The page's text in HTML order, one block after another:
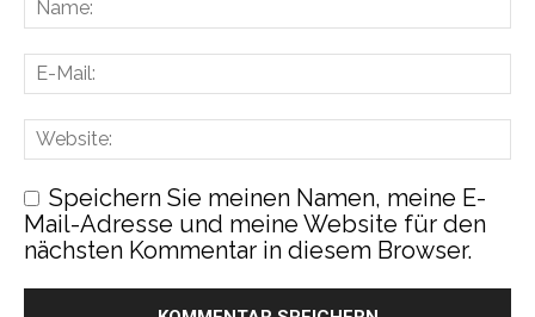
Speichern Sie meinen Namen, meine E-
Mail-Adresse und meine Website für den
nächsten Kommentar in diesem Browser.